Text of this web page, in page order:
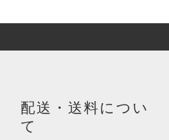
配送・送料につい
て